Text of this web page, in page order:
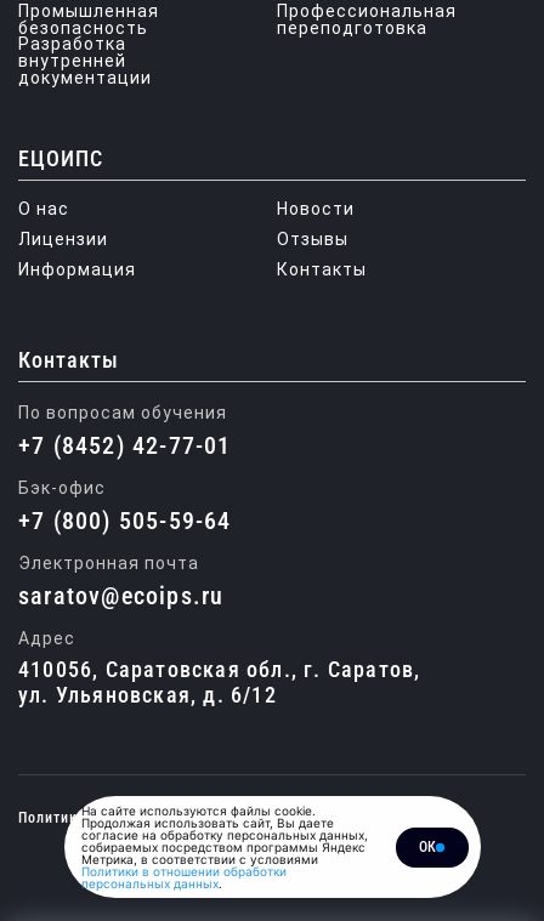
Промышленная
безопасность
Профессиональная
переподготовка
Разработка
внутренней
документации
ЕЦОИПС
О нас
Новости
Лицензии
Отзывы
Информация
Контакты
Контакты
По вопросам обучения
+7 (8452) 42-77-01
Бэк-офис
+7 (800) 505-59-64
Электронная почта
saratov@ecoips.ru
Адрес
410056, Саратовская обл., г. Саратов,
ул. Ульяновская, д. 6/12
Политика конфиденциальности
© 2015-2026, Единый центр обучения
и подготовки специалистов.
На сайте используются файлы cookie.
Продолжая использовать сайт, Вы даете
согласие на обработку персональных данных,
собираемых посредством программы Яндекс
Метрика, в соответствии с условиями
Политики в отношении обработки
персональных данных.
ОК